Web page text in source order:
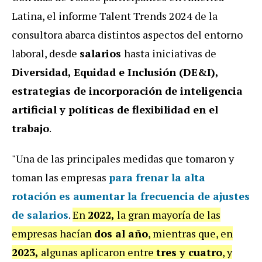
Latina, el informe Talent Trends 2024 de la
consultora abarca distintos aspectos del entorno
laboral, desde salarios hasta iniciativas de
Diversidad, Equidad e Inclusión (DE&I),
estrategias de incorporación de inteligencia
artificial y políticas de flexibilidad en el
trabajo.
"Una de las principales medidas que tomaron y
toman las empresas para frenar la alta
rotación es aumentar la frecuencia de ajustes
de salarios.En 2022, la gran mayoría de las
empresas hacían dos al año, mientras que, en
2023, algunas aplicaron entre tres y cuatro, y